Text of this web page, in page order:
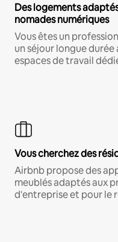
Des logements
nomades numériques
Vous êtes un
un séjour longue
espaces de travail
Vous cherchez des
Airbnb propose des
meublés adaptés aux
d'entreprise et pour le